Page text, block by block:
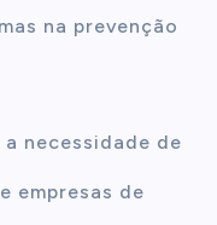
na prevenção
necessidade de
empresas de